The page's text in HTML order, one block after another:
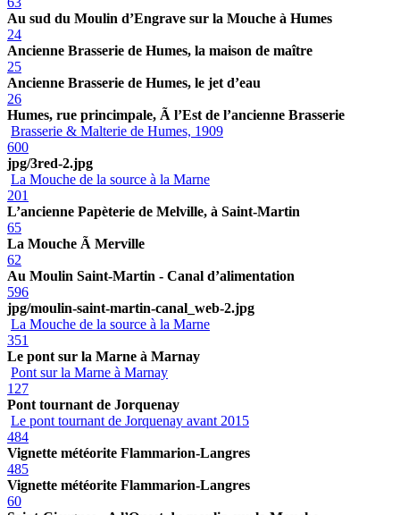
Au sud du Moulin d’Engrave sur la Mouche à Humes
24
Ancienne Brasserie de Humes, la maison de maître
25
Ancienne Brasserie de Humes, le jet d’eau
26
Humes, rue princimpale, Ã l’Est de l’ancienne Brasserie
Brasserie & Malterie de Humes, 1909
600
jpg/3red-2.jpg
La Mouche de la source à la Marne
201
L’ancienne Papèterie de Melville, à Saint-Martin
65
La Mouche Ã Merville
62
Au Moulin Saint-Martin - Canal d’alimentation
596
jpg/moulin-saint-martin-canal_web-2.jpg
La Mouche de la source à la Marne
351
Le pont sur la Marne à Marnay
Pont sur la Marne à Marnay
127
Pont tournant de Jorquenay
Le pont tournant de Jorquenay avant 2015
484
Vignette météorite Flammarion-Langres
485
Vignette météorite Flammarion-Langres
60